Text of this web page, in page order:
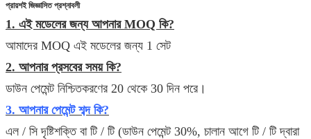
প্রায়শই জিজ্ঞাসিত প্রশ্নাবলী
1. এই মডেলের জন্য আপনার MOQ কি?
আমাদের MOQ এই মডেলের জন্য 1 সেট
2. আপনার প্রসবের সময় কি?
ডাউন পেমেন্ট নিশ্চিতকরণের 20 থেকে 30 দিন পরে।
3. আপনার পেমেন্ট শব্দ কি?
এল / সি দৃষ্টিশক্তি বা টি / টি (ডাউন পেমেন্ট 30%, চালান আগে টি / টি দ্বারা